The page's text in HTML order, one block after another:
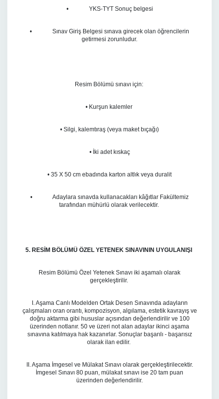
• YKS-TYT Sonuç belgesi
• Sınav Giriş Belgesi sınava girecek olan öğrencilerin
getirmesi zorunludur.
Resim Bölümü sınavı için:
• Kurşun kalemler
• Silgi, kalemtıraş (veya maket bıçağı)
• İki adet kıskaç
• 35 X 50 cm ebadında karton altlık veya duralit
• Adaylara sınavda kullanacakları kâğıtlar Fakültemiz
tarafından mühürlü olarak verilecektir.
5. RESİM BÖLÜMÜ ÖZEL YETENEK SINAVININ UYGULANIŞI
Resim Bölümü Özel Yetenek Sınavı iki aşamalı olarak
gerçekleştirilir.
I. Aşama Canlı Modelden Ortak Desen Sınavında adayların
çalışmaları oran orantı, kompozisyon, algılama, estetik kavrayış ve
doğru aktarma gibi hususlar açısından değerlendirilir ve 100
üzerinden notlanır. 50 ve üzeri not alan adaylar ikinci aşama
sınavına katılmaya hak kazanırlar. Sonuçlar başarılı - başarısız
olarak ilan edilir.
II. Aşama İmgesel ve Mülakat Sınavı olarak gerçekleştirilecektir.
İmgesel Sınavı 80 puan, mülakat sınavı ise 20 tam puan
üzerinden değerlendirilir.